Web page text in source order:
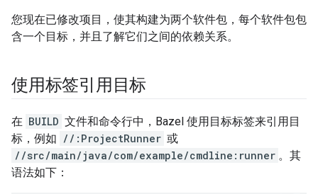
您现在已修改项目，使其构建为两个软件包，每个软件包包
含一个目标，并且了解它们之间的依赖关系。
使用标签引用目标
在 BUILD 文件和命令行中，Bazel 使用目标标签来引用目
标，例如 //:ProjectRunner 或
//src/main/java/com/example/cmdline:runner 。其
语法如下：